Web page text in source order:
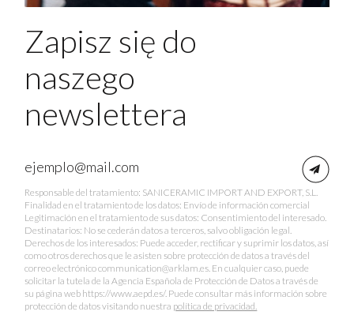
Zapisz się do
naszego
newslettera
Responsable del tratamiento: SANICERAMIC IMPORT AND EXPORT, S.L.
Finalidad en el tratamiento de los datos: Envío de información comercial
Legitimación en el tratamiento de sus datos: Consentimiento del interesado.
Destinatarios: No se cederán datos a terceros, salvo obligación legal.
Derechos de los interesados: Puede acceder, rectificar y suprimir los datos, así
como otros derechos que le asisten sobre protección de datos a través del
correo electrónico communication@arklam.es. En cualquier caso, puede
solicitar la tutela de la Agencia Española de Protección de Datos a través de
su página web https://www.aepd.es/. Puede consultar más información sobre
protección de datos visitando nuestra política de privacidad.